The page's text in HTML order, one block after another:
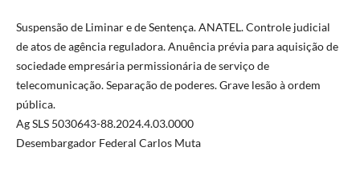
Suspensão de Liminar e de Sentença. ANATEL. Controle judicial
de atos de agência reguladora. Anuência prévia para aquisição de
sociedade empresária permissionária de serviço de
telecomunicação. Separação de poderes. Grave lesão à ordem
pública.
Ag SLS 5030643-88.2024.4.03.0000
Desembargador Federal Carlos Muta